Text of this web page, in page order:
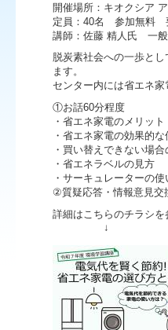
開催場所：キオクシア
定員：40名 参加無料
講師：佐藤 精人氏 一般
脱炭素社会への一歩と
ます。
センター内には省エネ家
①お話60分程度
・省エネ家電のメリット
・省エネ家電の効果的
・買い替えできない場
・省エネラベルの見方
・サーキュレーターの
②質疑応答・情報意見交
詳細はこちらのチラシを
↓